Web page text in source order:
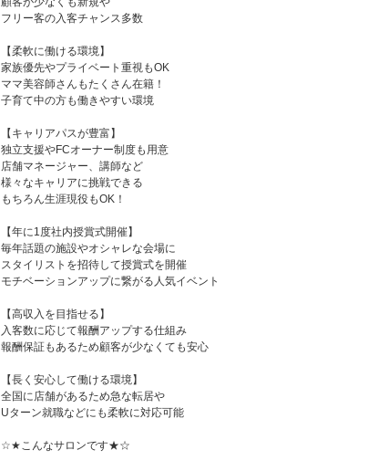
フリー客の入客チャンス多数
【柔軟に働ける環境】
家族優先やプライベート重視もOK
ママ美容師さんもたくさん在籍！
子育て中の方も働きやすい環境
【キャリアパスが豊富】
独立支援やFCオーナー制度も用意
店舗マネージャー、講師など
様々なキャリアに挑戦できる
もちろん生涯現役もOK！
【年に1度社内授賞式開催】
毎年話題の施設やオシャレな会場に
スタイリストを招待して授賞式を開催
モチベーションアップに繋がる人気イベント
【高収入を目指せる】
入客数に応じて報酬アップする仕組み
報酬保証もあるため顧客が少なくても安心
【長く安心して働ける環境】
全国に店舗があるため急な転居や
Uターン就職などにも柔軟に対応可能
☆★こんなサロンです★☆